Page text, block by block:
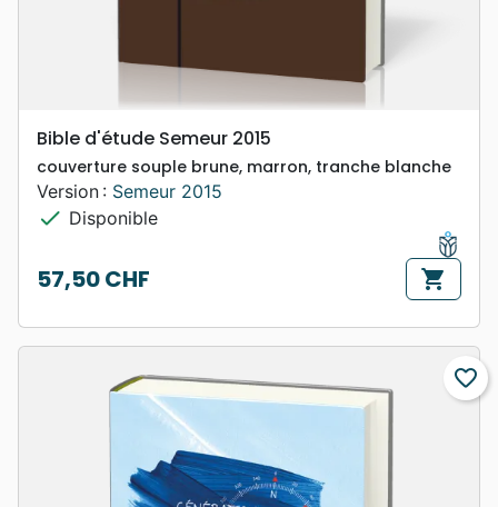
Bible d'étude Semeur 2015
couverture souple brune, marron, tranche blanche
Version : Semeur 2015
check Disponible
Prix
57,50 CHF shopping_cart
favorite_border